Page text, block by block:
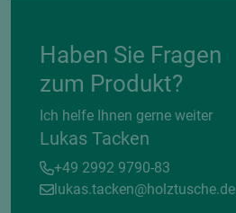
Haben Sie Fragen
zum Produkt?
Ich helfe Ihnen gerne weiter
Lukas Tacken
+49 2992 9790-83
lukas.tacken@holztusche.de